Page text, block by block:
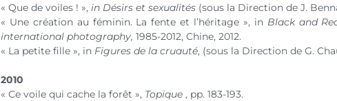
« Que de voiles ! », in Désirs et sexualités (sous la Direction de J.
« Une création au féminin. La fente et l’héritage », in Black and
international photography, 1985-2012, Chine, 2012.
« La petite fille », in Figures de la cruauté, (sous la Direction de G.
2010
« Ce voile qui cache la forêt », Topique , pp. 183-193.